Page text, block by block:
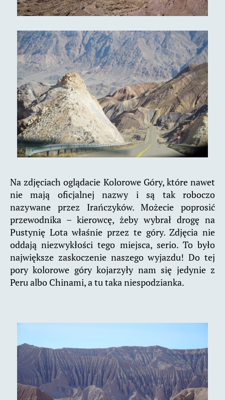
Na zdjęciach oglądacie Kolorowe Góry, które nawet
nie mają oficjalnej nazwy i są tak roboczo
nazywane przez Irańczyków. Możecie poprosić
przewodnika – kierowcę, żeby wybrał drogę na
Pustynię Lota właśnie przez te góry. Zdjęcia nie
oddają niezwykłości tego miejsca, serio. To było
największe zaskoczenie naszego wyjazdu! Do tej
pory kolorowe góry kojarzyły nam się jedynie z
Peru albo Chinami, a tu taka niespodzianka.